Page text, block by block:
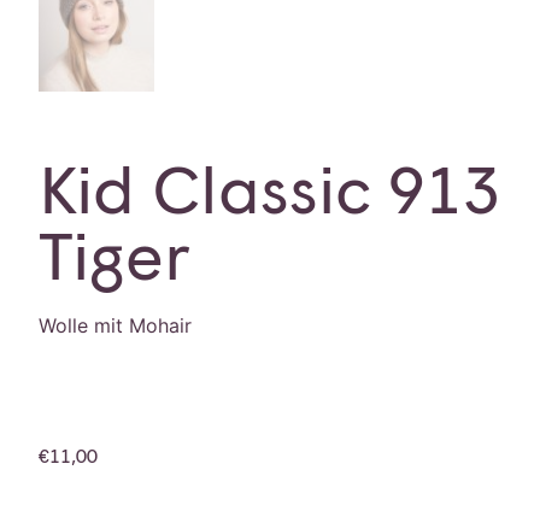
Kid Classic 913
Tiger
Wolle mit Mohair
€11,00